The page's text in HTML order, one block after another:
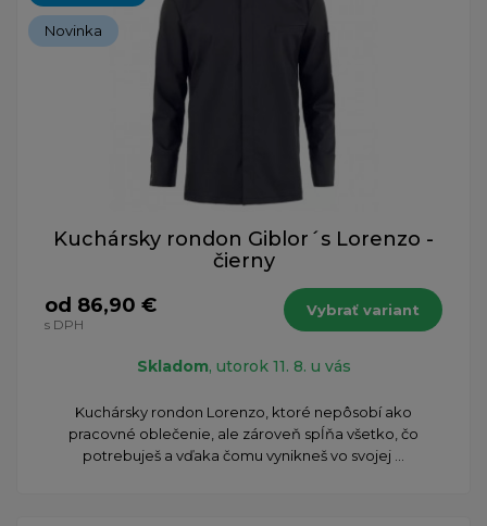
Novinka
Kuchársky rondon Giblor´s Lorenzo -
čierny
od 86,90 €
s DPH
Vybrať variant
Skladom, utorok 11. 8. u vás
Kuchársky rondon Lorenzo, ktoré nepôsobí ako
pracovné oblečenie, ale zároveň spĺňa všetko, čo
potrebuješ a vďaka čomu vynikneš vo svojej ...